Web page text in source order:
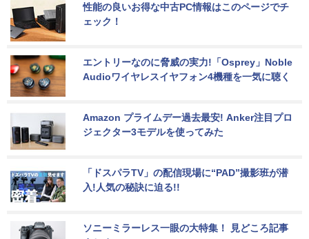
性能の良いお得な中古PC情報はこのページでチ
ェック！
エントリーなのに脅威の実力!「Osprey」Noble
Audioワイヤレスイヤフォン4機種を一気に聴く
Amazon プライムデー過去最安! Anker注目プロ
ジェクター3モデルを使ってみた
「ドスパラTV」の配信現場に“PAD”撮影班が潜
入!人気の秘訣に迫る!!
ソニーミラーレス一眼の大特集！ 見どころ記事